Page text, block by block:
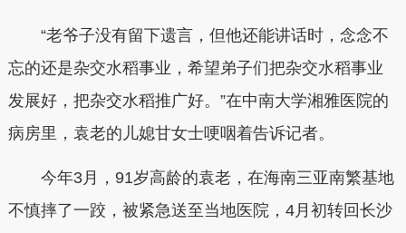
“老爷子没有留下遗言，但他还能讲话时，念念不
忘的还是杂交水稻事业，希望弟子们把杂交水稻事业
发展好，把杂交水稻推广好。”在中南大学湘雅医院的
病房里，袁老的儿媳甘女士哽咽着告诉记者。
今年3月，91岁高龄的袁老，在海南三亚南繁基地
不慎摔了一跤，被紧急送至当地医院，4月初转回长沙